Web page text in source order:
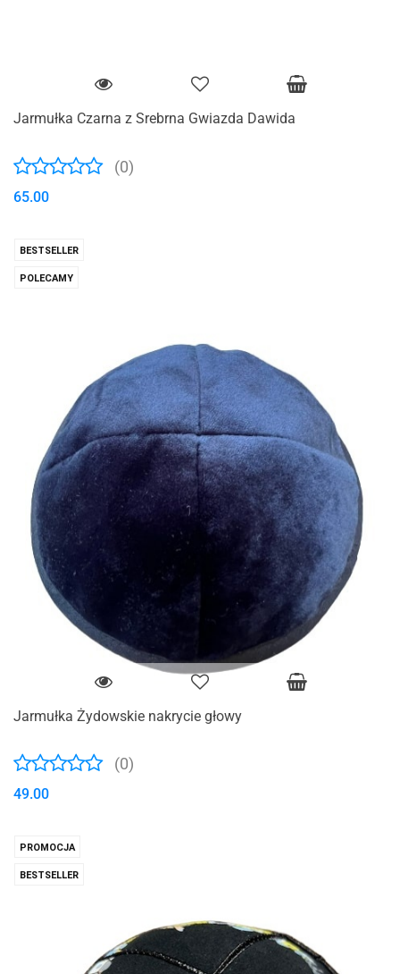
Jarmułka Czarna z Srebrna Gwiazda Dawida
(0)
65.00
BESTSELLER
POLECAMY
Jarmułka Żydowskie nakrycie głowy
(0)
49.00
PROMOCJA
BESTSELLER